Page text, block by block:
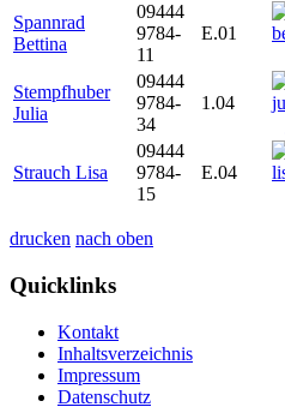
Spannrad
Bettina
09444
9784-
11
E.01
Stempfhuber
Julia
09444
9784-
34
1.04
Strauch Lisa
09444
9784-
15
E.04
drucken nach oben
Quicklinks
Kontakt
Inhaltsverzeichnis
Impressum
Datenschutz